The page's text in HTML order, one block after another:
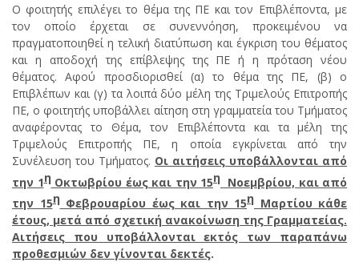
Ο φοιτητής επιλέγει το θέμα της ΠΕ και τον Επιβλέποντα, με
τον οποίο έρχεται σε συνεννόηση, προκειμένου να
πραγματοποιηθεί η τελική διατύπωση και έγκριση του θέματος
και η αποδοχή της επίβλεψης της ΠΕ ή η πρόταση νέου
θέματος. Αφού προσδιορισθεί (α) το θέμα της ΠΕ, (β) ο
Επιβλέπων και (γ) τα λοιπά δύο μέλη της Τριμελούς Επιτροπής
ΠΕ, ο φοιτητής υποβάλλει αίτηση στη γραμματεία του Τμήματος
αναφέροντας το Θέμα, τον Επιβλέποντα και τα μέλη της
Τριμελούς Επιτροπής ΠΕ, η οποία εγκρίνεται από την
Συνέλευση του Τμήματος. Οι αιτήσεις υποβάλλονται από
την 1η Οκτωβρίου έως και την 15η Νοεμβρίου, και από
την 15η Φεβρουαρίου έως και την 15η Μαρτίου κάθε
έτους, μετά από σχετική ανακοίνωση της Γραμματείας.
Αιτήσεις που υποβάλλονται εκτός των παραπάνω
προθεσμιών δεν γίνονται δεκτές.